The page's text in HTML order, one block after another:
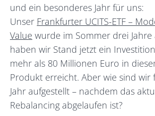
und ein besonderes Jahr für uns:
Unser Frankfurter UCITS-ETF –
Value wurde im Sommer drei Jahre
haben wir Stand jetzt ein
mehr als 80 Millionen Euro in
Produkt erreicht. Aber wie sind wir
Jahr aufgestellt – nachdem das
Rebalancing abgelaufen ist?